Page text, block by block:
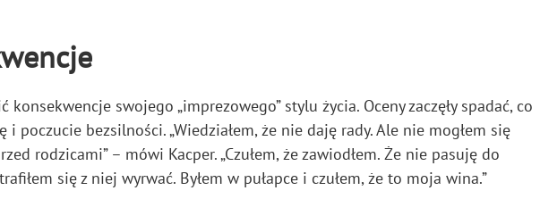
konsekwencje swojego „imprezowego” stylu życia. Oceny zaczęły spadać, co
poczucie bezsilności. „Wiedziałem, że nie daję rady. Ale nie mogłem się
rodzicami” – mówi Kacper. „Czułem, że zawiodłem. Że nie pasuję do
się z niej wyrwać. Byłem w pułapce i czułem, że to moja wina.”